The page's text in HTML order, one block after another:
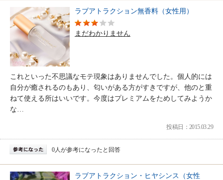
ラブアトラクション無香料（女性用）
まだわかりません
これといった不思議なモテ現象はありませんでした。個人的には
自分が癒されるのもあり、匂いがある方がすきですが、他のと重
ねて使える所はいいです。今度はプレミアムをためしてみようか
な…
投稿日：2015.03.29
0人が参考になったと回答
ラブアトラクション・ヒヤシンス（女性